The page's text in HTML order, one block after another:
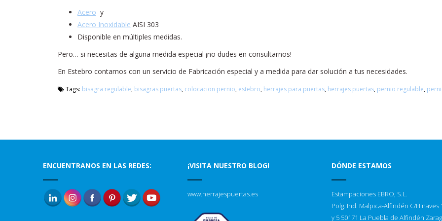
Acero y
Acero Inoxidable AISI 303
Disponible en múltiples medidas.
Pero… si necesitas de alguna medida especial ¡no dudes en consultarnos!
En Estebro contamos con un servicio de Fabricación especial y a medida para dar solución a tus necesidades.
Tags: bisagra regulable, bisagras puertas, colocacion pernio, estebro, herrajes para puertas, herrajes puertas, pernio regulable,
ENCUENTRANOS EN LAS REDES: ¡VISITA NUESTRO BLOG!
www.herrajespuertas.es
DÓNDE ESTAMOS
Estampaciones EBRO, S.L.
Polg. Ind. Malpica-Alfindén C/H naves
y 5 50171 La Puebla de Alfindén